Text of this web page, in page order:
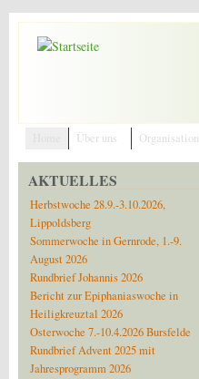
Direkt zum Inhalt
Über uns Organisation
AKTUELLES
Herbstwoche 28.9.-3.10.2026,
Lippoldsberg
Sommerwoche in Gernrode, 1.-9.
August 2026
Rundbrief Johannis 2026
Bericht zur Epiphaniaswoche in
Heiligkreuztal 2026
Osterwoche 7.-10.4.2026 Bursfelde
Rundbrief Advent 2025 mit
Jahresprogramm 2026